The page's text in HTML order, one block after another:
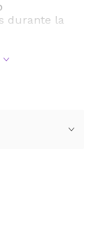
durante la
y
le permite